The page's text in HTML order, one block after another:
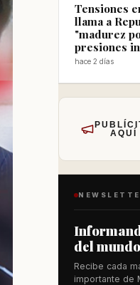
Tensiones
llama a
"madurez
presiones
hace 2 días
AQUÍ
del mundo
Recibe cada
importante de